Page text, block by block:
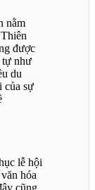
nằm
được
tự như
du
của sự
lễ hội
hóa